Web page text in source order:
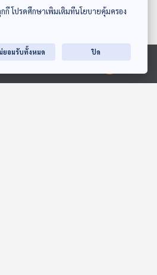
ธารณะแห่งประเทศไทย
บ
27:23
EP. 215: ไข่มุก อัญมณีแห่ง
กกี้ โปรดศึกษาเพิ่มเติมที่นโยบายคุ้มครอง
ยอมรับทั้งหมด ปิด